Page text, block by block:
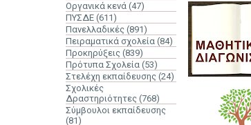
Οργανικά κενά (47)
ΠΥΣΔΕ (611)
Πανελλαδικές (891)
Πειραματικά σχολεία (84)
Προκηρύξεις (839)
Πρότυπα Σχολεία (53)
Στελέχη εκπαίδευσης (24)
Σχολικές
Δραστηριότητες (768)
Σύμβουλοι εκπαίδευσης
(81)